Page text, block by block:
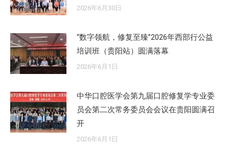
2026年6月30日
“数字领航，修复至臻”2026年西部行公益
培训班（贵阳站）圆满落幕
2026年6月1日
中华口腔医学会第九届口腔修复学专业委
员会第二次常务委员会会议在贵阳圆满召
开
2026年6月1日